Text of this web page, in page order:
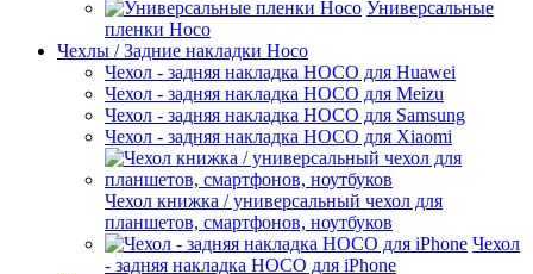
Универсальные
пленки Hoco
Чехлы / Задние накладки Hoco
Чехол - задняя накладка HOCO для Huawei
Чехол - задняя накладка HOCO для Meizu
Чехол - задняя накладка HOCO для Samsung
Чехол - задняя накладка HOCO для Xiaomi
Чехол книжка / универсальный чехол для
планшетов, смартфонов, ноутбуков
Чехол
- задняя накладка HOCO для iPhone